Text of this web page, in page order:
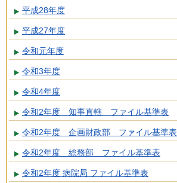
平成28年度
平成27年度
令和元年度
令和3年度
令和4年度
令和2年度 知事直轄 ファイル基準表
令和2年度 企画財政部 ファイル基準表
令和2年度 総務部 ファイル基準表
令和2年度 病院局 ファイル基準表